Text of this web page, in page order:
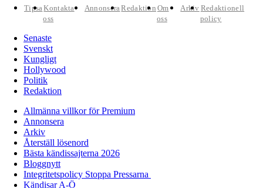
TipsaKontakta
oss
AnnonseraRedaktion Om
oss
Arkiv Redaktionell
policy
Senaste
Svenskt
Kungligt
Hollywood
Politik
Redaktion
Allmänna villkor för Premium
Annonsera
Arkiv
Återställ lösenord
Bästa kändissajterna 2026
Bloggnytt
Integritetspolicy Stoppa Pressarna
Kändisar A-Ö